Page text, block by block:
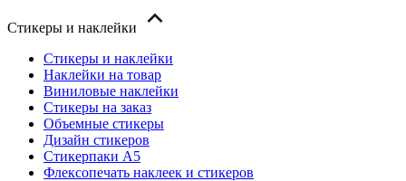
Стикеры и наклейки
Стикеры и наклейки
Наклейки на товар
Виниловые наклейки
Стикеры на заказ
Объемные стикеры
Дизайн стикеров
Стикерпаки А5
Флексопечать наклеек и стикеров